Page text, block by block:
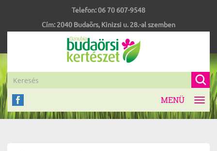
Telefon:06 70 607-9548
Cím: 2040 Budaörs, Kinizsi u. 28.-al szemben
MENÜ